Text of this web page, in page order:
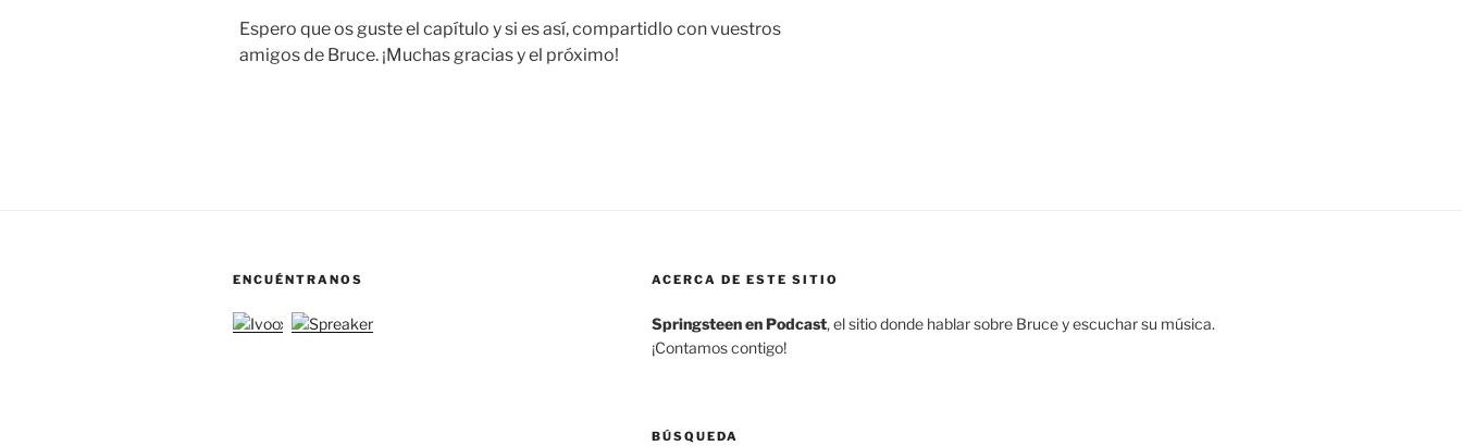
Espero que os guste el capítulo y si es así, compartidlo con vuestros
amigos de Bruce. ¡Muchas gracias y el próximo!
ENCUÉNTRANOS ACERCA DE ESTE SITIO
Springsteen en Podcast, el sitio donde hablar sobre Bruce y escuchar su música.
¡Contamos contigo!
BÚSQUEDA